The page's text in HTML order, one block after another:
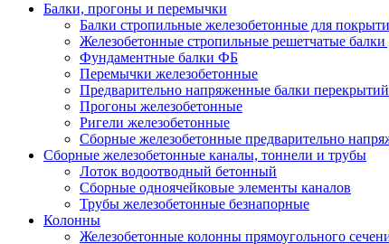
Балки, прогоны и перемычки
Балки стропильные железобетонные для
Железобетонные стропильные решетчатые
Фундаментные балки ФБ
Перемычки железобетонные
Предварительно напряженные балки
Прогоны железобетонные
Ригели железобетонные
Сборные железобетонные предварительно
Сборные железобетонные каналы, тоннели и трубы
Лоток водоотводный бетонный
Сборные одноячейковые элементы каналов
Трубы железобетонные безнапорные
Колонны
Железобетонные колонны прямоугольного